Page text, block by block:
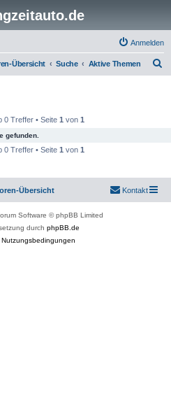
Anmelden
Übersicht Suche Aktive Themen
0 Treffer • Seite 1 von 1
gefunden.
0 Treffer • Seite 1 von 1
Übersicht Kontakt
Software © phpBB Limited
durch phpBB.de
Nutzungsbedingungen